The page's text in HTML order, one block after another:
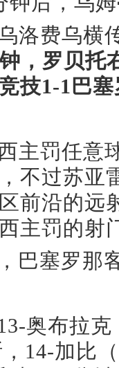
洛费乌横
，罗贝托
技1-1巴
主罚任意
不过苏亚
前沿的远
主罚的射
巴塞罗那
奥布拉
14-加比